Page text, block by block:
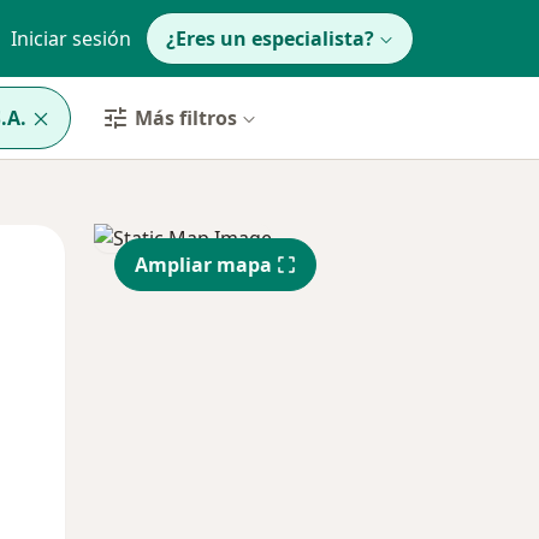
Iniciar sesión ¿Eres un especialista?
Más filtros
Mié
12 Ago
Jue
13 Ago
Ampliar mapa